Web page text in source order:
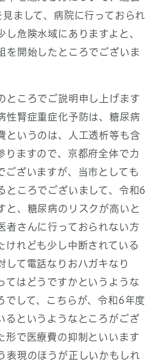
まして、病院に行っておられ
し危険水域にありますよと、
を開始したところでございま
ところでご説明申し上げます
性腎症重症化予防は、糖尿病
というのは、人工透析等も含
りますので、京都府全体で力
ございますが、当市としても
ところでございまして、令和6
と、糖尿病のリスクが高いと
者さんに行っておられない方
けれども少し中断されている
して電話なりおハガキなり
てはどうですかというような
でして、こちらが、令和6年度
るというようなところがござ
形で医療費の抑制といいます
表現のほうが正しいかもしれ